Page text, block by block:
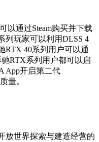
以通过Steam购买并下载
列玩家可以利用DLSS 4
RTX 40系列用户可以通
RTX系列用户都可以启
App开启第二代
量。
放世界探索与建造经营的